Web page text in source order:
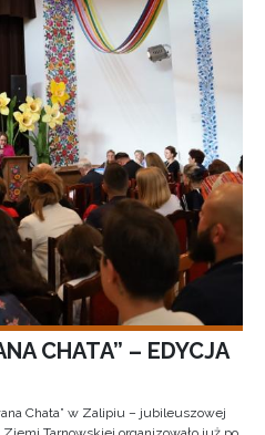
CHATA” – EDYCJA
Chata” w Zalipiu – jubileuszowej